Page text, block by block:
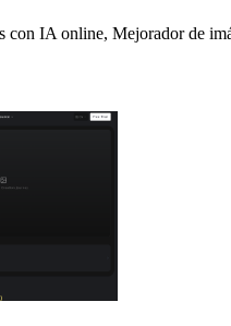
con IA online, Mejorador de